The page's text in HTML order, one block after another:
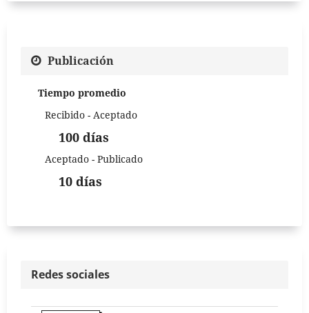
Publicación
Tiempo promedio
Recibido - Aceptado
100 días
Aceptado - Publicado
10 días
Redes sociales